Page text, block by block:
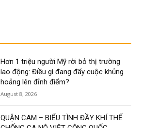
Hơn 1 triệu người Mỹ rời bỏ thị trường
lao động: Điều gì đang đẩy cuộc khủng
hoảng lên đỉnh điểm?
August 8, 2026
QUẬN CAM – BIỂU TÌNH ĐẦY KHÍ THẾ